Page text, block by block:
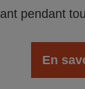
pendant
En